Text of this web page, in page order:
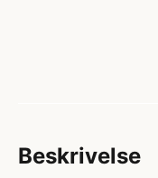
Beskrivelse